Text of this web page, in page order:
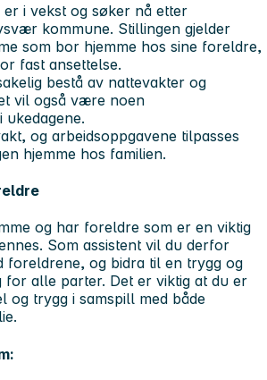
er i vekst og søker nå etter
kommune. Stillingen gjelder
som bor hjemme hos sine foreldre,
fast ansettelse.
bestå av nattevakter og
vil også være noen
ukedagene.
og arbeidsoppgavene tilpasses
hjemme hos familien.
og har foreldre som er en viktig
Som assistent vil du derfor
foreldrene, og bidra til en trygg og
for alle parter. Det er viktig at du er
og trygg i samspill med både